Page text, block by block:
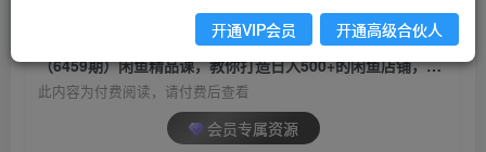
（6459期）闲鱼精品课，教你打造日入500+的闲鱼店铺，细致讲解看完就会
此内容为付费阅读，请付费后查看
会员专属资源
开通VIP会员 开通高级合伙人